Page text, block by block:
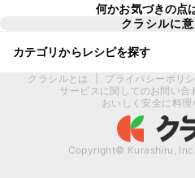
何かお気づきの点
クラシルに
カテゴリからレシピを探す
クラシルとは プライバシーポリ
サービスに関してのお問い合
おいしく安全に料
Copyright© Kurashiru,